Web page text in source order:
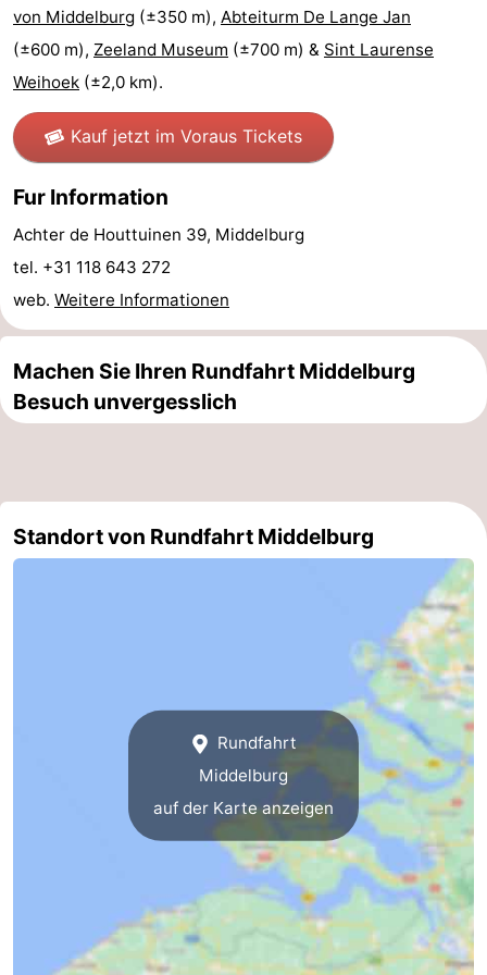
Reitschulen
-
Golfplatze
-
Toorop
Essen
und
trinken
Veranstaltungen
Ringstechen
Praktisch
Route
Brouwershaven
von Middelburg (±350 m), Abteiturm De Lange Jan
(±600 m), Zeeland Museum (±700 m) & Sint Laurense
Weihoek (±2,0 km).
Kauf jetzt im Voraus Tickets
Fur Information
Achter de Houttuinen 39, Middelburg
tel. +31 118 643 272
web. Weitere Informationen
Machen Sie Ihren Rundfahrt Middelburg
Besuch unvergesslich
Standort von Rundfahrt Middelburg
Rundfahrt
Middelburg
auf der Karte anzeigen